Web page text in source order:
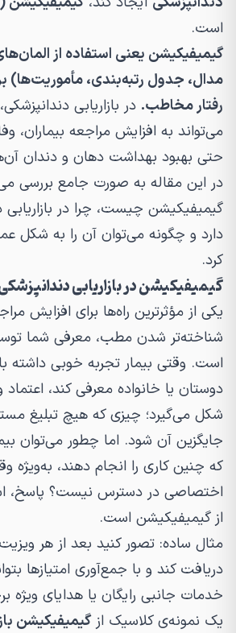
است.
گیمیفیکیشن یعنی استفاده از
مدال، جدول رتبه‌بندی، مأموریت‌ها)
رفتار مخاطب. در بازاریابی
می‌تواند به افزایش مراجعه بیماران،
حتی بهبود بهداشت دهان و دندان
در این مقاله به صورت جامع بررسی
گیمیفیکیشن چیست، چرا در
دارد و چگونه می‌توان آن را به شکل
کرد.
گیمیفیکیشن در بازاریابی
یکی از مؤثرترین راه‌ها برای افزایش
شناخته‌تر شدن مطب، معرفی شما
است. وقتی بیمار تجربه خوبی داشته
دوستان یا خانواده معرفی کند، اعتماد
شکل می‌گیرد؛ چیزی که هیچ تبلیغ
جایگزین آن شود. اما چطور می‌توان
که چنین کاری را انجام دهند، به‌ویژه
اختصاصی در دسترس نیست؟ پاسخ،
از گیمیفیکیشن است.
مثال ساده: تصور کنید بعد از هر
دریافت کند و با جمع‌آوری امتیازها
خدمات جانبی رایگان یا هدایای ویژه
یک نمونه‌ی کلاسیک ازگیمیفیکیشن